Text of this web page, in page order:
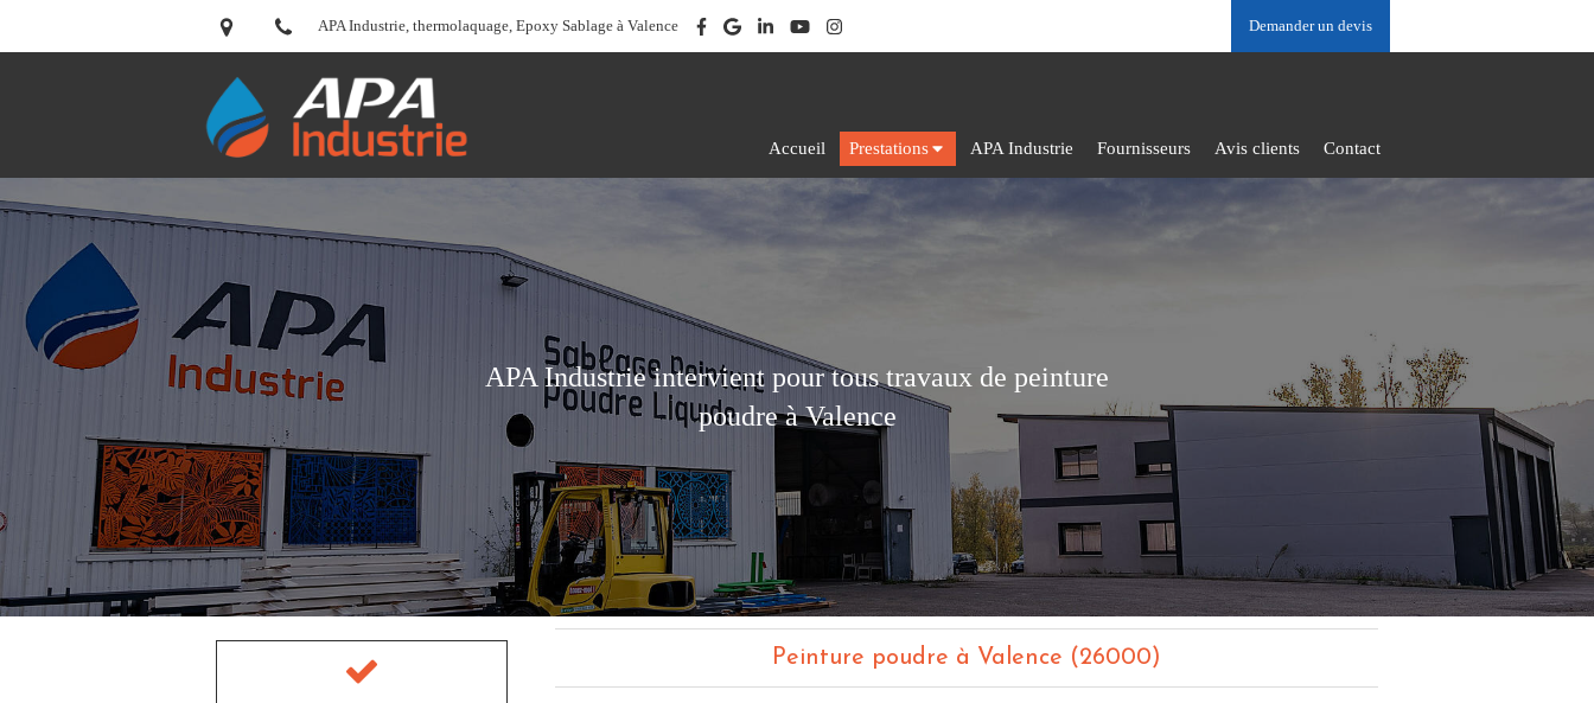
APA Industrie, thermolaquage, Epoxy Sablage à Valence Demander un devis
Accueil Prestations APA Industrie Fournisseurs Avis clients Contact
APA Industrie intervient pour tous travaux de peinture
poudre à Valence
Peinture poudre à Valence (26000)